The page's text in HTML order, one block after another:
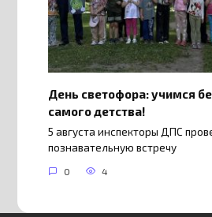
День светофора: учимся
самого детства!
5 августа инспекторы ДПС
познавательную встречу
0 4